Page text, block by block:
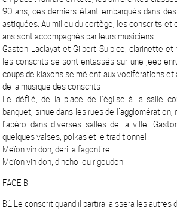
90 ans, ces derniers étant embarqués dans
astiquées. Au milieu du cortège, les conscrits et
ans sont accompagnés par leurs musiciens :
Gaston Laclayat et Gilbert Sulpice, clarinette et
les conscrits se sont entassés sur une jeep
coups de klaxons se mêlent aux vociférations et
de la musique des conscrits
Le défilé, de la place de l’église à la salle
banquet, sinue dans les rues de
l’apéro dans diverses salles de la ville.
quelques valses, polkas et le traditionnel :
Meïon vin don, deri la fagontire
Meïon vin don, dincho lou rigoudon
FACE B
B1 Le conscrit quand il partira laissera les autres